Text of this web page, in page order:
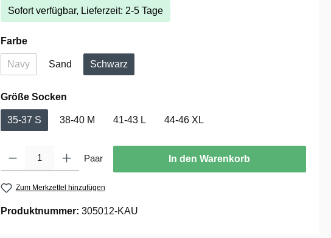
Sofort verfügbar, Lieferzeit: 2-5 Tage
Farbeauswählen
Navy
(Diese Option ist zurzeit nicht verfügbar.)
Sand Schwarz
Größe Sockenauswählen
35-37 S 38-40 M 41-43 L 44-46 XL
Paar In den Warenkorb
Zum Merkzettel hinzufügen
Produktnummer: 305012-KAU